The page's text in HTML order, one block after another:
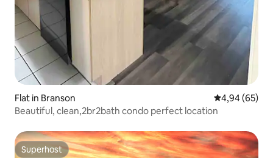
Flat in Branson Gemiddelde
4,94 (65)
Beautiful, clean,2br2bath condo perfect location
Superhost
Superhost